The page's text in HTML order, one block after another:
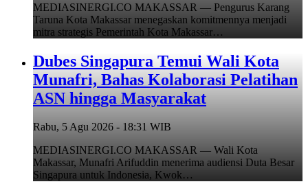
MEDIASINERGI.CO MAKASSAR — Pengurus Karang
Taruna Kota Makassar menegaskan komitmennya menjadi
mitra strategis Pemerintah Kota Makassar…
Dubes Singapura Temui Wali Kota
Munafri, Bahas Kolaborasi Pelatihan
ASN hingga Masyarakat
Rabu, 5 Agu 2026 - 18:31 WIB
MEDIASINERGI.CO MAKASSAR — Wali Kota
Makassar, Munafri Arifuddin menerima audiensi Duta Besar
Singapura untuk Indonesia, Kwok…